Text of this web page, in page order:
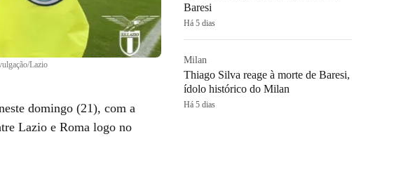
Lazio
domingo (21), com a
Lazio e Roma logo no
Baresi
Há 5 dias
Milan
Thiago Silva reage à morte de Baresi,
ídolo histórico do Milan
Há 5 dias